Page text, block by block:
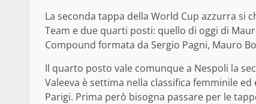
La seconda tappa della World Cup azzurra si
Team e due quarti posti: quello di oggi di
Compound formata da Sergio Pagni, Mauro
Il quarto posto vale comunque a Nespoli la
Valeeva è settima nella classifica femminile
Parigi. Prima però bisogna passare per le